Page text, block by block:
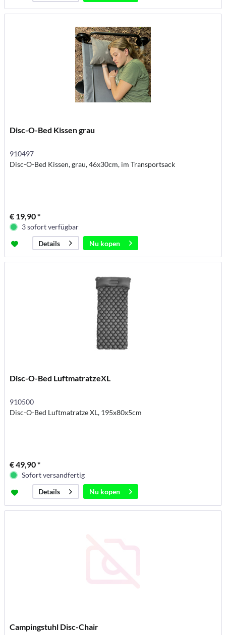
Disc-O-Bed Kissen grau
910497
Disc-O-Bed Kissen, grau, 46x30cm, im Transportsack
€ 19,90 *
3 sofort verfügbar
Details
Nu kopen
Disc-O-Bed LuftmatratzeXL
910500
Disc-O-Bed Luftmatratze XL, 195x80x5cm
€ 49,90 *
Sofort versandfertig
Details
Nu kopen
Campingstuhl Disc-Chair